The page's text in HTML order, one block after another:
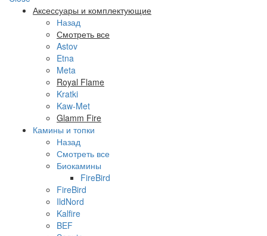
Аксессуары и комплектующие
Назад
Смотреть все
Astov
Etna
Meta
Royal Flame
Kratki
Kaw-Met
Glamm Fire
Камины и топки
Назад
Смотреть все
Биокамины
FireBird
FireBird
IldNord
Kalfire
BEF